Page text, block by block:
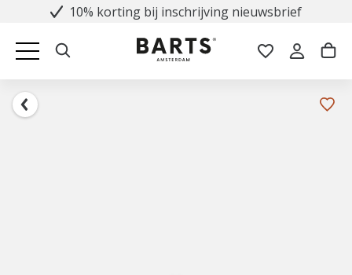
10% korting bij inschrijving nieuwsbrief